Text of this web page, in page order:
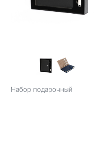
Набор подарочный